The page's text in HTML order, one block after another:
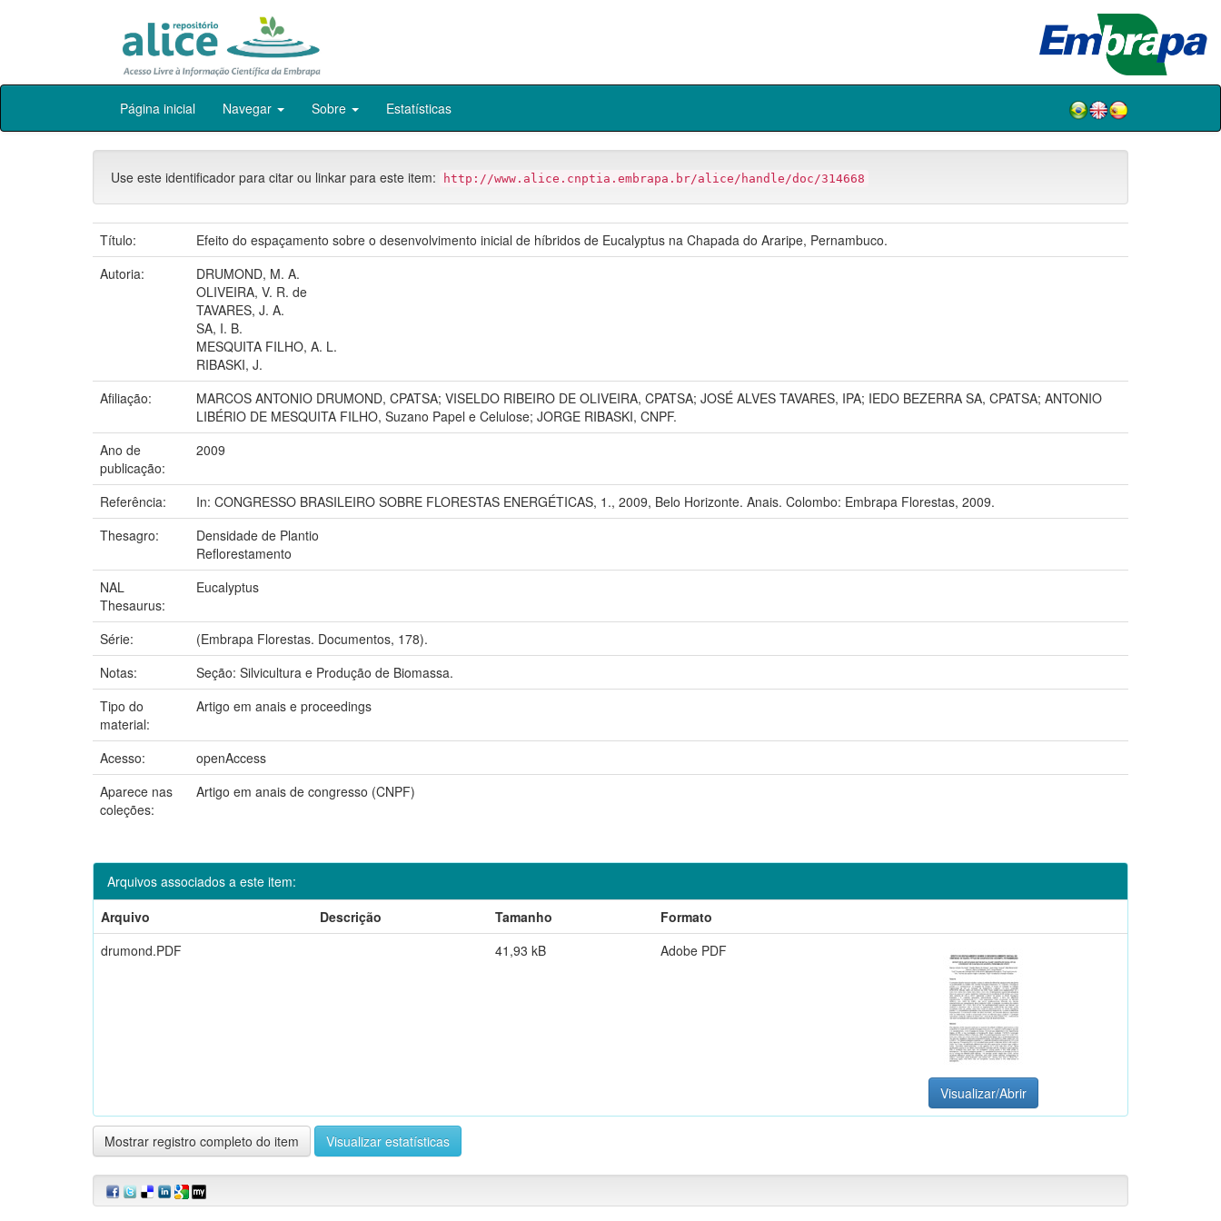
Skip
Página inicial Navegar Sobre Estatísticas
Use este identificador para citar ou linkar para este item: http://www.alice.cnptia.embrapa.br/alice/handle/doc/314668
Título:
Efeito do espaçamento sobre o desenvolvimento inicial de híbridos de Eucalyptus na Chapada do Araripe, Pernambuco.
Autoria:
DRUMOND, M. A.
OLIVEIRA, V. R. de
TAVARES, J. A.
SA, I. B.
MESQUITA FILHO, A. L.
RIBASKI, J.
Afiliação:
MARCOS ANTONIO DRUMOND, CPATSA; VISELDO RIBEIRO DE OLIVEIRA, CPATSA; JOSÉ ALVES TAVARES, IPA; IEDO BEZERRA SA, CPATSA; ANTONIO
LIBÉRIO DE MESQUITA FILHO, Suzano Papel e Celulose; JORGE RIBASKI, CNPF.
Ano de
publicação:
2009
Referência:
In: CONGRESSO BRASILEIRO SOBRE FLORESTAS ENERGÉTICAS, 1., 2009, Belo Horizonte. Anais. Colombo: Embrapa Florestas, 2009.
Thesagro:
Densidade de Plantio
Reflorestamento
NAL
Thesaurus:
Eucalyptus
Série:
(Embrapa Florestas. Documentos, 178).
Notas:
Seção: Silvicultura e Produção de Biomassa.
Tipo do
material:
Artigo em anais e proceedings
Acesso:
openAccess
Aparece nas
coleções:
Artigo em anais de congresso (CNPF)
Arquivos associados a este item:
Arquivo
Descrição Tamanho
Formato
drumond.PDF
41,93 kB Adobe PDF
Visualizar/Abrir
Mostrar registro completo do item Visualizar estatísticas